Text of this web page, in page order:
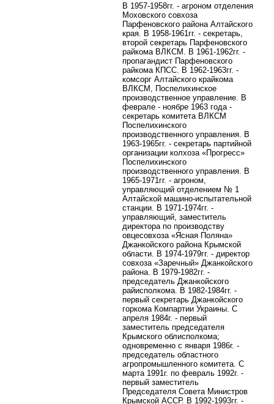
В 1957-1958гг. - агроном отделения
Моховского совхоза
Парфеновского района Алтайского
края. В 1958-1961гг. - секретарь,
второй секретарь Парфеновского
райкома ВЛКСМ. В 1961-1962гг. -
пропагандист Парфеновского
райкома КПСС. В 1962-1963гг. -
комсорг Алтайского крайкома
ВЛКСМ, Поспелихинское
производственное управление. В
феврале - ноябре 1963 года -
секретарь комитета ВЛКСМ
Поспелихинского
производственного управления. В
1963-1965гг. - секретарь партийной
организации колхоза «Прогресс»
Поспелихинского
производственного управления. В
1965-1971гг. - агроном,
управляющий отделением № 1
Алтайской машино-испытательной
станции. В 1971-1974гг. -
управляющий, заместитель
директора по производству
овцесовхоза «Ясная Поляна»
Джанкойского района Крымской
области. В 1974-1979гг. - директор
совхоза «Заречный» Джанкойского
района. В 1979-1982гг. -
председатель Джанкойского
райисполкома. В 1982-1984гг. -
первый секретарь Джанкойского
горкома Компартии Украины. С
апреля 1984г. - первый
заместитель председателя
Крымского облисполкома;
одновременно с января 1986г. -
председатель областного
агропромышленного комитета. С
марта 1991г. по февраль 1992г. -
первый заместитель
Председателя Совета Министров
Крымской АССР. В 1992-1993гг. -